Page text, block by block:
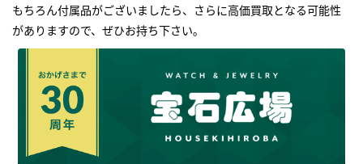
もちろん付属品がございましたら、さらに高価買取となる可能性
がありますので、ぜひお持ち下さい｡